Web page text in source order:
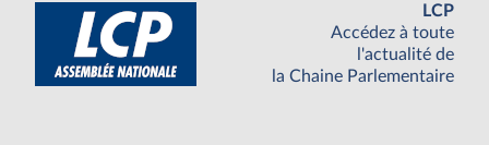
LCP
Accédez à toute
l'actualité de
la Chaine Parlementaire